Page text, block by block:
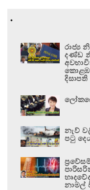
.
රාජ්‍ය
දණ්ඩ
දිසාපති
නැව්
පටු
නාමල්